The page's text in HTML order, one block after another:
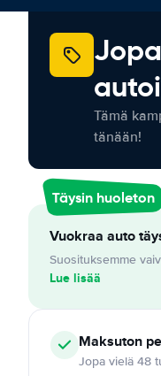
Tämä
tänään!
Täysin huoleton
Vuokraa auto
Suosituksemme
Lue lisää
Maksuton
Jopa vielä 48